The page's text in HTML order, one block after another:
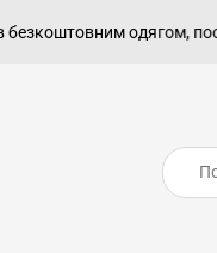
одягом, посудом і
Пошук: